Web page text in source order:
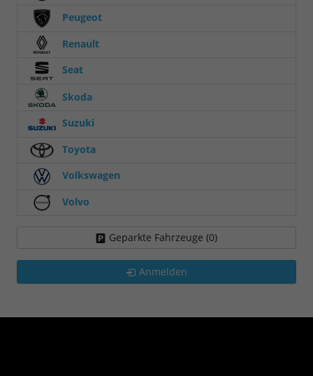
Peugeot
Renault
Seat
Skoda
Suzuki
Toyota
Volkswagen
Volvo
Geparkte Fahrzeuge (0)
Anmelden